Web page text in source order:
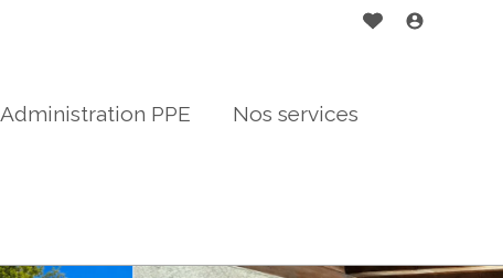
Administration PPE
Nos services